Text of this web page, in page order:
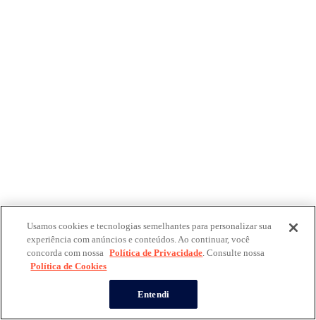
Usamos cookies e tecnologias semelhantes para personalizar sua
experiência com anúncios e conteúdos. Ao continuar, você
concorda com nossa Política de Privacidade. Consulte nossa
Política de Cookies
Entendi